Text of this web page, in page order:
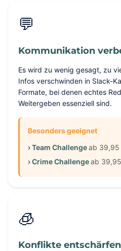
💬
Kommunikation
Es wird zu wenig gesagt, zu
Infos verschwinden in Slack-
Formate, bei denen echtes
Weitergeben essenziell sind.
Besonders geeignet
› Team Challengeab 39,95
› Crime Challengeab
🧊
Konflikte entschärfen